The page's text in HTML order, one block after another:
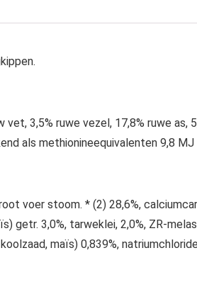
vet, 3,5% ruwe vezel, 17,8% ruwe as,
als methionineequivalenten 9,8
voer stoom. * (2) 28,6%,
getr. 3,0%, tarweklei, 2,0%, ZR-
maïs) 0,839%,